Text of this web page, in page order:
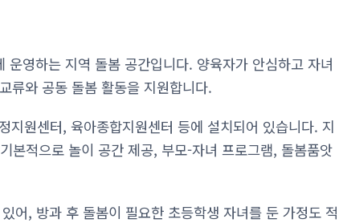
영하는 지역 돌봄 공간입니다. 양육자가 안심하고 자녀
류와 공동 돌봄 활동을 지원합니다.
원센터, 육아종합지원센터 등에 설치되어 있습니다. 지
본적으로 놀이 공간 제공, 부모-자녀 프로그램, 돌봄품앗
어, 방과 후 돌봄이 필요한 초등학생 자녀를 둔 가정도 적